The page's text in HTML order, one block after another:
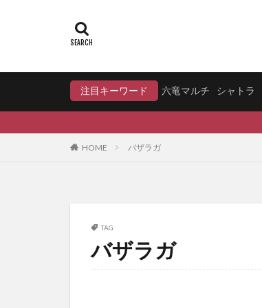
注目キーワード 六竜マルチ シャトラ
HOME バザラガ
TAG
バザラガ